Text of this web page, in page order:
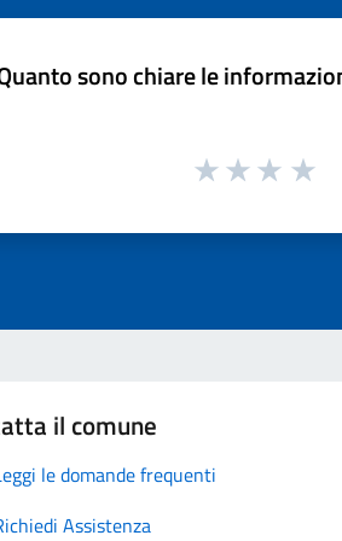
sono chiare le
il comune
le domande frequenti
Assistenza